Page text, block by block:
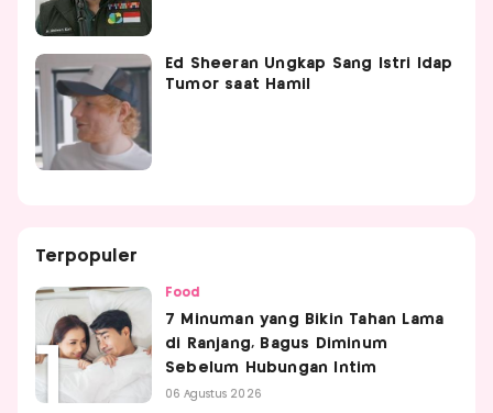
Ed Sheeran Ungkap Sang Istri Idap
Tumor saat Hamil
Terpopuler
Food
7 Minuman yang Bikin Tahan Lama
di Ranjang, Bagus Diminum
Sebelum Hubungan Intim
06 Agustus 2026